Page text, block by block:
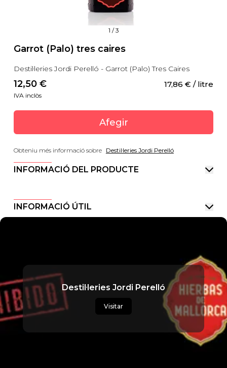
1 /3
Garrot (Palo) tres caires
Destil·leries Jordi Perelló - Garrot (Palo) Tres Caires
12,50 € 17,86 € / litre
IVA inclòs
Afegir
Obteniu més informació sobre Destil·leries Jordi Perelló
INFORMACIÓ DEL PRODUCTE
INFORMACIÓ ÚTIL
Destil·leries Jordi Perelló
Visitar